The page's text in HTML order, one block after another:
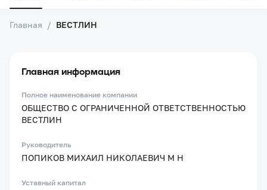
Главная / ВЕСТЛИН
Главная информация
Полное наименование компании
ОБЩЕСТВО С ОГРАНИЧЕННОЙ ОТВЕТСТВЕННОСТЬЮ
ВЕСТЛИН
Руководитель
ПОПИКОВ МИХАИЛ НИКОЛАЕВИЧ М Н
Уставный капитал